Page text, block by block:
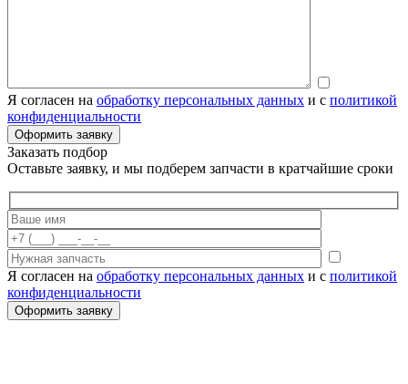
Я согласен на обработку персональных данных и с политикой
конфиденциальности
Заказать подбор
Оставьте заявку, и мы подберем запчасти в кратчайшие сроки
Я согласен на обработку персональных данных и с политикой
конфиденциальности